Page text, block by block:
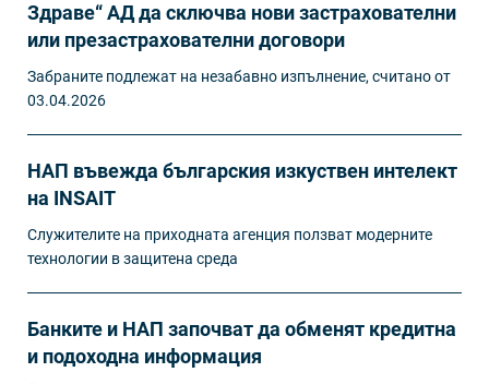
Здраве“ АД да сключва нови застрахователни
или презастрахователни договори
Забраните подлежат на незабавно изпълнение, считано от
03.04.2026
НАП въвежда българския изкуствен интелект
на INSAIT
Служителите на приходната агенция ползват модерните
технологии в защитена среда
Банките и НАП започват да обменят кредитна
и подоходна информация